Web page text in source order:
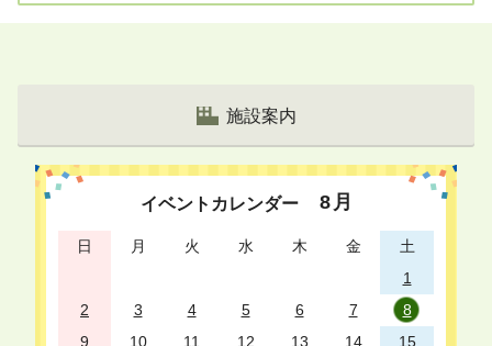
施設案内
イベントカレンダー 8 月
日 月 火 水 木 金
土
1
2
3 4 5 6 7
8
9
10 11 12 13 14
15